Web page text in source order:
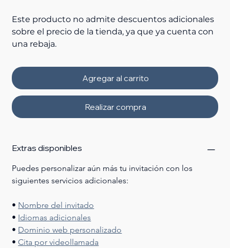
Este producto no admite descuentos adicionales
sobre el precio de la tienda, ya que ya cuenta con
una rebaja.
Agregar al carrito
Realizar compra
Extras disponibles
Puedes personalizar aún más tu invitación con los
siguientes servicios adicionales:
• Nombre del invitado
• Idiomas adicionales
• Dominio web personalizado
• Cita por videollamada